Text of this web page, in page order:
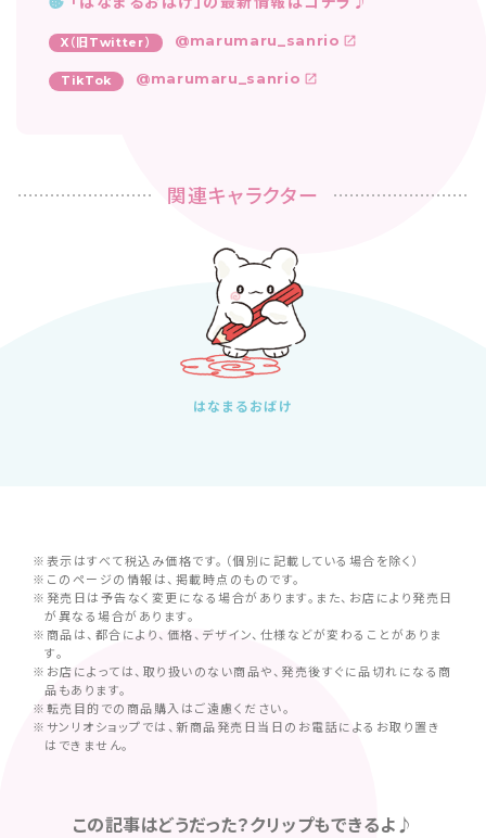
X（旧Twitter） @marumaru_sanrio
TikTok @marumaru_sanrio
関連キャラクター
はなまるおばけ
※表示はすべて税込み価格です。（個別に記載している場合を除く）
※このページの情報は、掲載時点のものです。
※発売日は予告なく変更になる場合があります。また、お店により発売日
が異なる場合があります。
※商品は、都合により、価格、デザイン、仕様などが変わることがありま
す。
※お店によっては、取り扱いのない商品や、発売後すぐに品切れになる商
品もあります。
※転売目的での商品購入はご遠慮ください。
※サンリオショップでは、新商品発売日当日のお電話によるお取り置き
はできません。
この記事はどうだった？クリップもできるよ♪